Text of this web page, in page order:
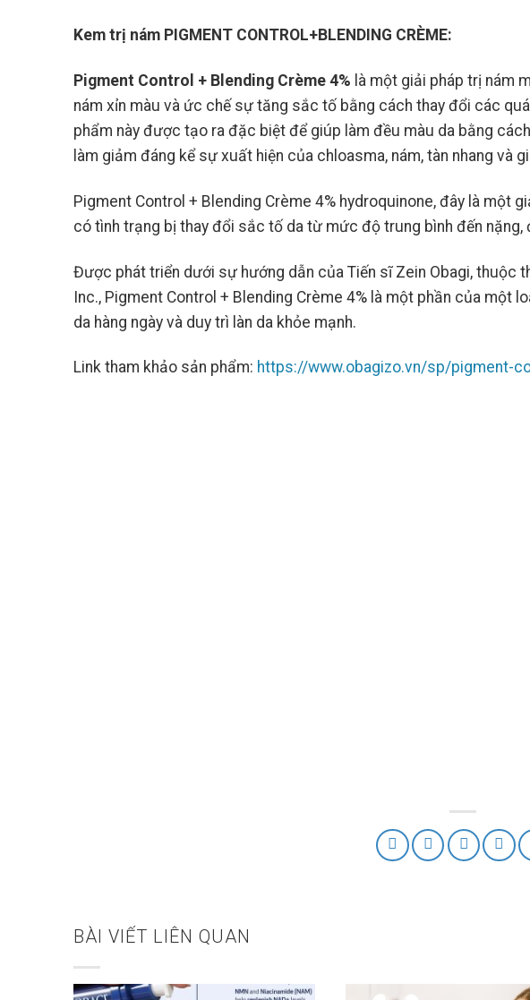
Kem trị nám PIGMENT CONTROL+BLENDING CRÈME:
Pigment Control + Blending Crème 4% là một giải pháp trị nám
nám xỉn màu và ức chế sự tăng sắc tố bằng cách thay đổi các
phẩm này được tạo ra đặc biệt để giúp làm đều màu da bằng
làm giảm đáng kể sự xuất hiện của chloasma, nám, tàn nhang và
Pigment Control + Blending Crème 4% hydroquinone, đây là một
có tình trạng bị thay đổi sắc tố da từ mức độ trung bình đến nặng,
Được phát triển dưới sự hướng dẫn của Tiến sĩ Zein Obagi, thuộc
Inc., Pigment Control + Blending Crème 4% là một phần của một
da hàng ngày và duy trì làn da khỏe mạnh.
Link tham khảo sản phẩm: https://www.obagizo.vn/sp/pigment-
BÀI VIẾT LIÊN QUAN